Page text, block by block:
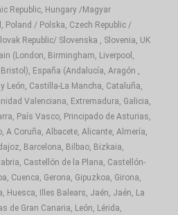
Republic, Hungary /Magyar
Poland / Polska, Czech Republic /
Republic/ Slovenska , Slovenia, UK
(London, Birmingham, Liverpool,
España (Andalucía, Aragón ,
León, Castilla-La Mancha, Cataluña,
Valenciana, Extremadura, Galicia,
País Vasco, Principado de Asturias,
A Coruña, Albacete, Alicante, Almería,
Barcelona, Bilbao, Bizkaia,
Castellón de la Plana, Castellón-
Cuenca, Gerona, Gipuzkoa, Girona,
Huesca, Illes Balears, Jaén, Jaén, La
de Gran Canaria, León, Lérida,